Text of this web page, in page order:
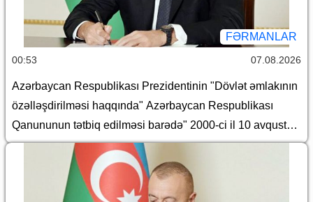
FƏRMANLAR
00:53 07.08.2026
Azərbaycan Respublikası Prezidentinin "Dövlət əmlakının
özəlləşdirilməsi haqqında" Azərbaycan Respublikası
Qanununun tətbiq edilməsi barədə" 2000-ci il 10 avqust
tarixli 382 nömrəli, "Azərbaycan Respublikasında Dövlət
əmlakının özəlləşdirilməsinin II Dövlət Proqramı"nın təsdiq
edilməsi barədə" 2000-ci il 10 avqust tarixli 383 nömrəli,